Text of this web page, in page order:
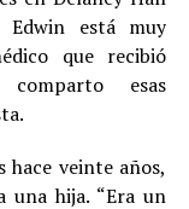
está muy
que recibió
esas
hace veinte años,
una hija. “Era un